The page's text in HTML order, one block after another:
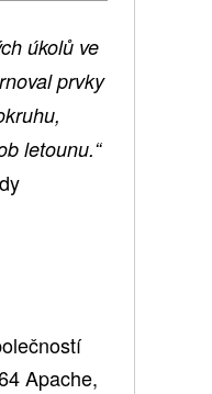
úkolů ve
prvky
letounu.“
Apache,